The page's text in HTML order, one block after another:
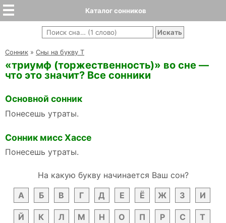
Каталог сонников
Cонник » Сны на букву Т
«триумф (торжественность)» во сне —
что это значит? Все сонники
Основной сонник
Понесешь утраты.
Сонник мисс Хассе
Понесешь утраты.
На какую букву начинается Ваш сон?
А
Б В Г Д Е Ё Ж З И
Й К Л М Н О П Р С Т